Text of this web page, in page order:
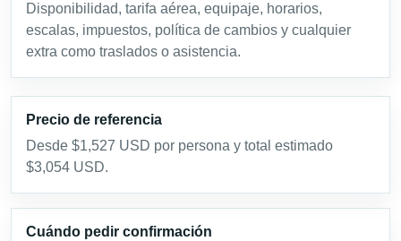
Disponibilidad, tarifa aérea, equipaje, horarios,
escalas, impuestos, política de cambios y cualquier
extra como traslados o asistencia.
Precio de referencia
Desde $1,527 USD por persona y total estimado
$3,054 USD.
Cuándo pedir confirmación